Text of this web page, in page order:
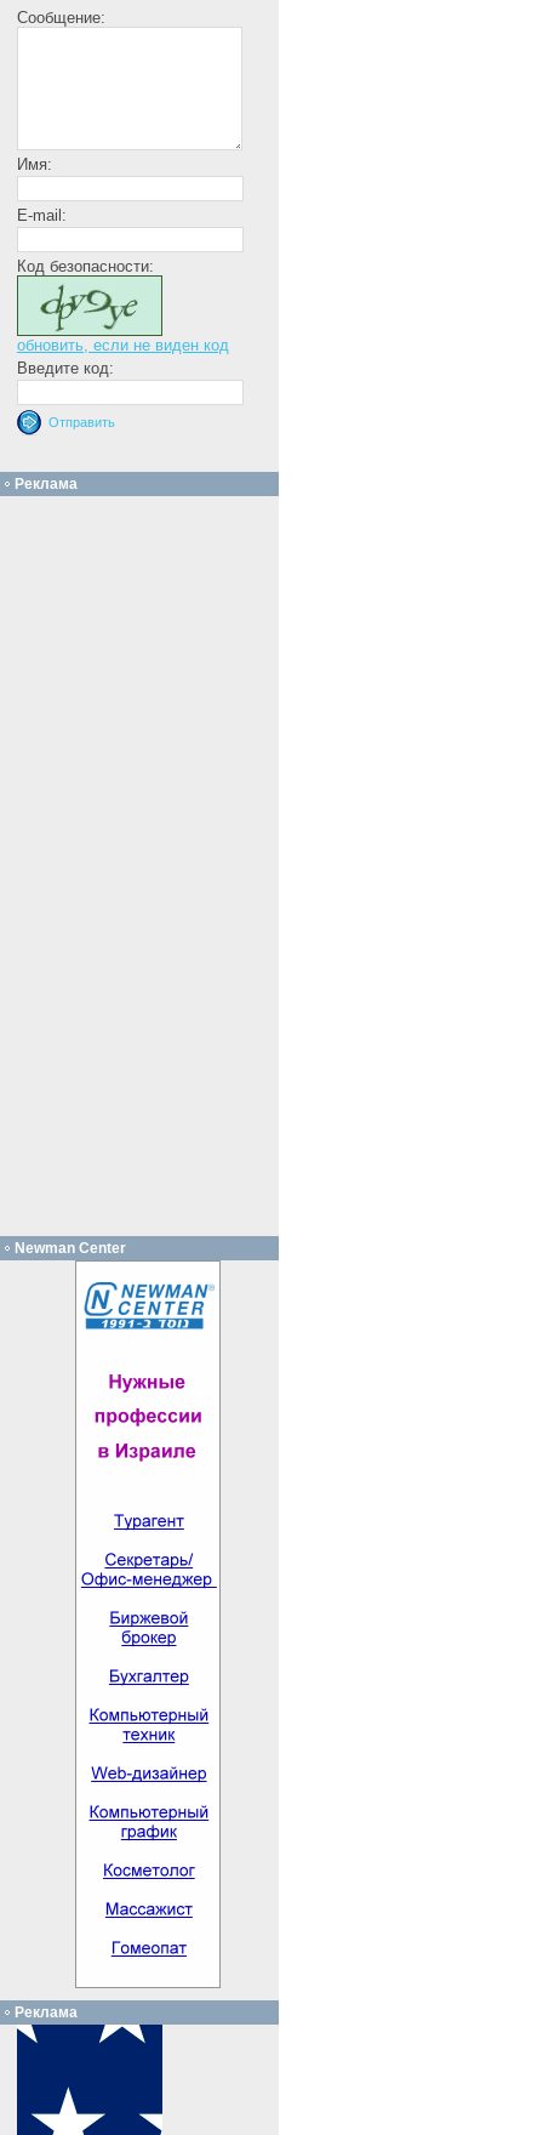
Сообщение:
Имя:
E-mail:
Код безопасности:
обновить, если не виден код
Введите код:
Реклама
Newman Center
Реклама